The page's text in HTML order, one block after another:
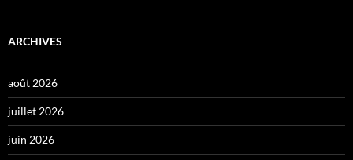
ARCHIVES
août 2026
juillet 2026
juin 2026